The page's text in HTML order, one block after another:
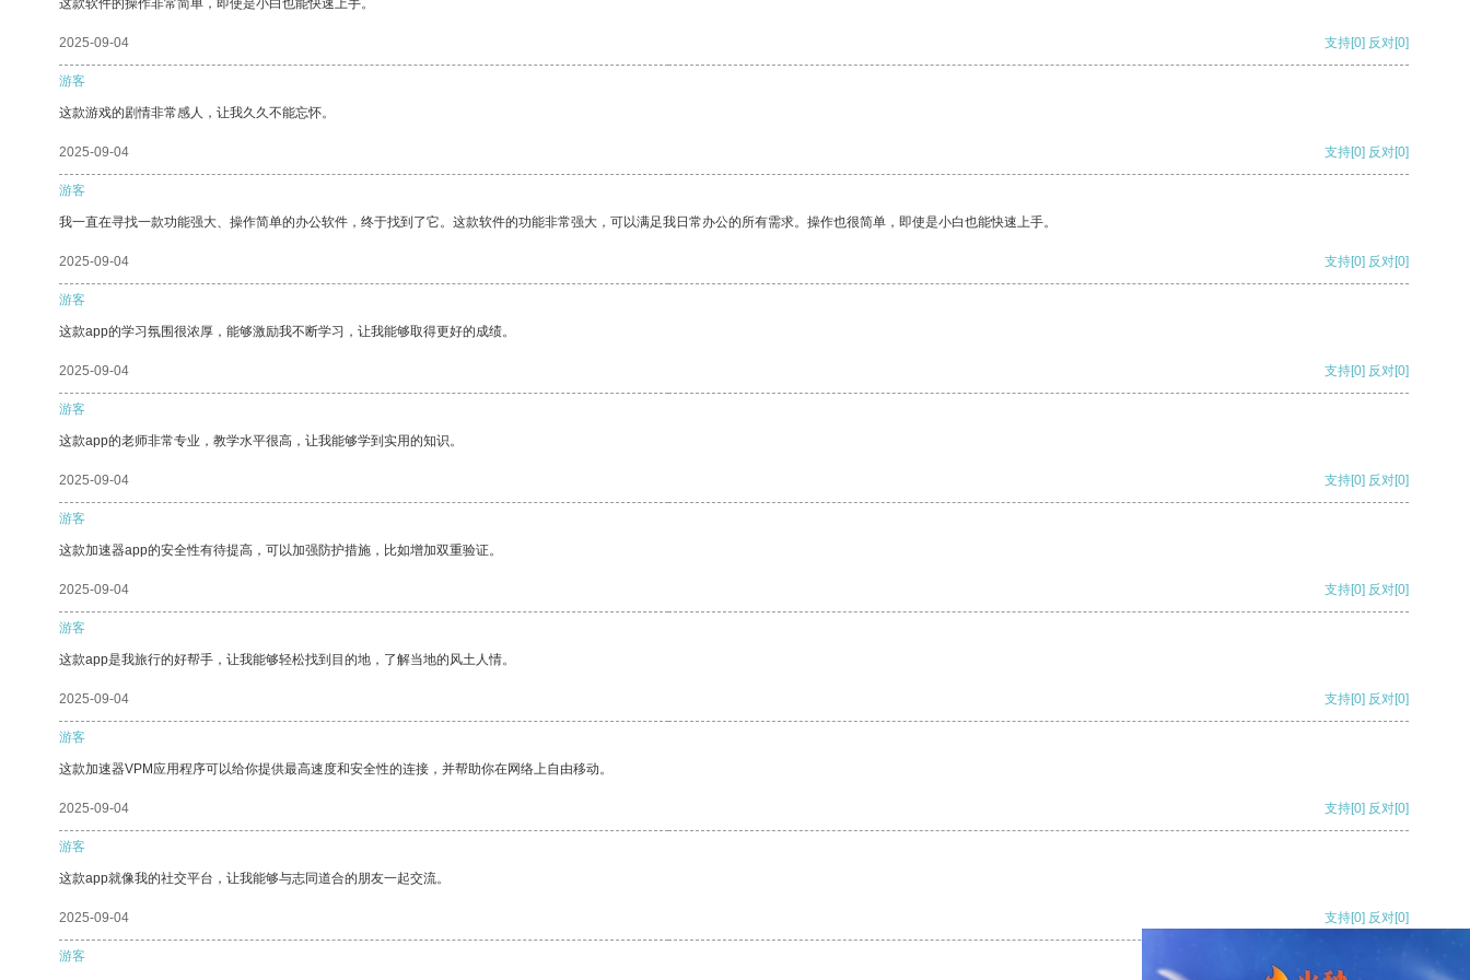
这款软件的操作非常简单，即使是小白也能快速上手。
2025-09-04 支持[0] 反对[0]
游客
这款游戏的剧情非常感人，让我久久不能忘怀。
2025-09-04 支持[0] 反对[0]
游客
我一直在寻找一款功能强大、操作简单的办公软件，终于找到了它。这款软件的功能非常强大，可以满足我日常办公的所有需求。操作也很简单，即使是小白也能快速上手。
2025-09-04 支持[0] 反对[0]
游客
这款app的学习氛围很浓厚，能够激励我不断学习，让我能够取得更好的成绩。
2025-09-04 支持[0] 反对[0]
游客
这款app的老师非常专业，教学水平很高，让我能够学到实用的知识。
2025-09-04 支持[0] 反对[0]
游客
这款加速器app的安全性有待提高，可以加强防护措施，比如增加双重验证。
2025-09-04 支持[0] 反对[0]
游客
这款app是我旅行的好帮手，让我能够轻松找到目的地，了解当地的风土人情。
2025-09-04 支持[0] 反对[0]
游客
这款加速器VPM应用程序可以给你提供最高速度和安全性的连接，并帮助你在网络上自由移动。
2025-09-04 支持[0] 反对[0]
游客
这款app就像我的社交平台，让我能够与志同道合的朋友一起交流。
2025-09-04 支持[0] 反对[0]
游客